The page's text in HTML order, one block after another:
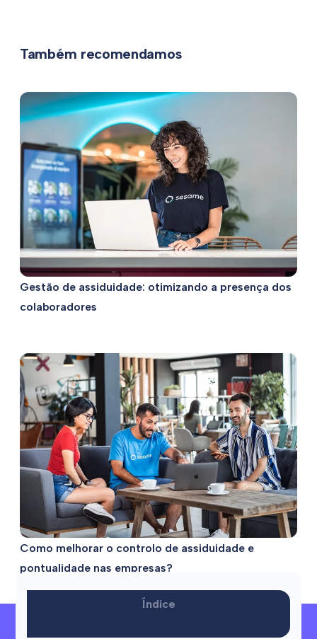
Índice
Também recomendamos
Gestão de assiduidade: otimizando a presença dos
colaboradores
Como melhorar o controlo de assiduidade e
pontualidade nas empresas?